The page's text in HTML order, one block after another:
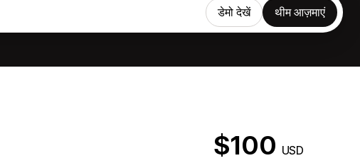
डेमो देखें थीम आज़माएं
$100 USD